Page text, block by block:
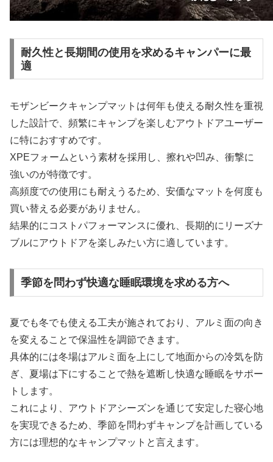
耐久性と長期間の使用を求めるキャンパーに最
適
モザンビークキャンプマットは何年も使える耐久性を重視
した設計で、頻繁にキャンプを楽しむアウトドアユーザー
に特におすすめです。
XPEフォームという素材を採用し、擦れや凹み、衝撃に
強いのが特徴です。
高頻度での使用にも耐えうるため、安価なマットを何度も
買い替える必要がありません。
結果的にコストパフォーマンスに優れ、長期的にリーズナ
ブルにアウトドアを楽しみたい方に適しています。
季節を問わず快適な睡眠環境を求める方へ
夏でも冬でも使える工夫が施されており、アルミ面の向き
を変えることで保温性を調節できます。
具体的には冬場はアルミ面を上にして地面からの冷気を防
ぎ、夏場は下にすることで熱を遮断し快適な睡眠をサポー
トします。
これにより、アウトドアシーズンを通じて安定した寝心地
を実現できるため、季節を問わずキャンプを計画している
方には理想的なキャンプマットと言えます。